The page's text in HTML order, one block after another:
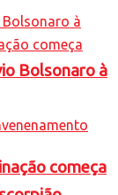
começa
Bolsonaro à